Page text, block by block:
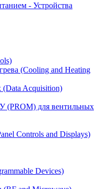
- Устройства
(Cooling and Heating
(Data Acquisition)
для вентильных
Controls and Displays)
Devices)